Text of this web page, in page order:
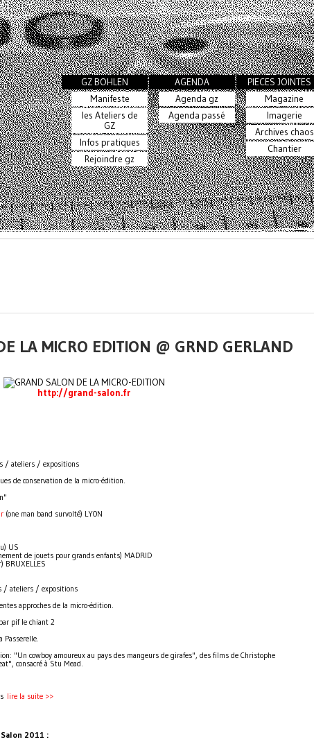
GZ BOHLEN
Manifeste
les Ateliers de
GZ
Infos pratiques
Rejoindre gz
AGENDA
Agenda gz
Agenda passé
PIECES JOINTES
Magazine
Imagerie
Archives chaos
Chantier
LA MICRO EDITION @ GRND GERLAND
http://grand-salon.fr
/ ateliers / expositions
de conservation de la micro-édition.
(one man band survolté) LYON
US
de jouets pour grands enfants) MADRID
/ ateliers / expositions
approches de la micro-édition.
pif le chiant 2
Passerelle.
"Un cowboy amoureux au pays des mangeurs de girafes", des films de Christophe
consacré à Stu Mead.
lire la suite >>
2011 :